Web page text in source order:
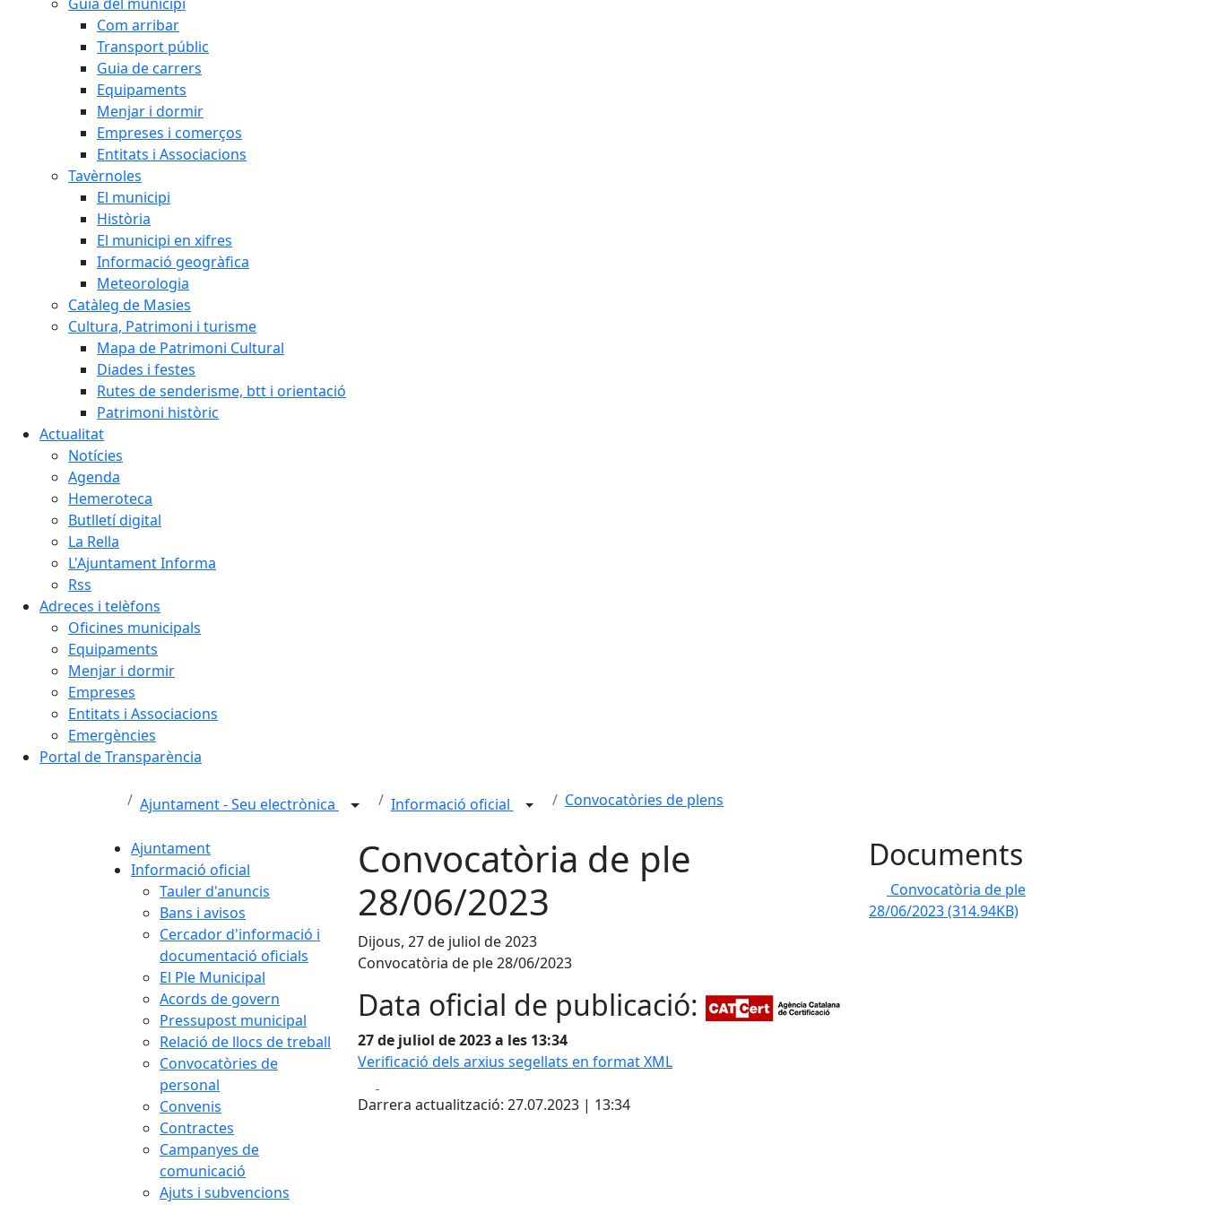
Com arribar
Transport públic
Guia de carrers
Equipaments
Menjar i dormir
Empreses i comerços
Entitats i Associacions
Tavèrnoles
El municipi
Història
El municipi en xifres
Informació geogràfica
Meteorologia
Catàleg de Masies
Cultura, Patrimoni i turisme
Mapa de Patrimoni Cultural
Diades i festes
Rutes de senderisme, btt i orientació
Patrimoni històric
Actualitat
Notícies
Agenda
Hemeroteca
Butlletí digital
La Rella
L'Ajuntament Informa
Rss
Adreces i telèfons
Oficines municipals
Equipaments
Menjar i dormir
Empreses
Entitats i Associacions
Emergències
Portal de Transparència
Ajuntament - Seu electrònica Informació oficial Convocatòries de plens
Ajuntament
Informació oficial
Tauler d'anuncis
Bans i avisos
Cercador d'informació i
documentació oficials
El Ple Municipal
Acords de govern
Pressupost municipal
Relació de llocs de treball
Convocatòries de
personal
Convenis
Contractes
Campanyes de
comunicació
Ajuts i subvencions
Convocatòria de ple
28/06/2023
Dijous, 27 de juliol de 2023
Convocatòria de ple 28/06/2023
Data oficial de publicació:
27 de juliol de 2023 a les 13:34
Verificació dels arxius segellats en format XML
Darrera actualització: 27.07.2023 | 13:34
Documents
Convocatòria de ple
28/06/2023(314.94KB)